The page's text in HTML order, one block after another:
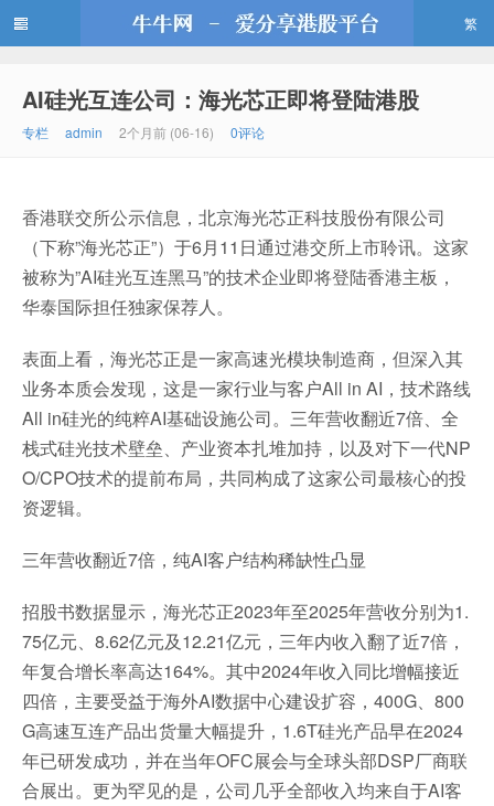
牛牛网
繁
AI硅光互连公司：海光芯正即将登陆港股
专栏 admin 2个月前 (06-16) 0评论
香港联交所公示信息，北京海光芯正科技股份有限公司
（下称”海光芯正”）于6月11日通过港交所上市聆讯。这家
被称为”AI硅光互连黑马”的技术企业即将登陆香港主板，
华泰国际担任独家保荐人。
表面上看，海光芯正是一家高速光模块制造商，但深入其
业务本质会发现，这是一家行业与客户All in AI，技术路线
All in硅光的纯粹AI基础设施公司。三年营收翻近7倍、全
栈式硅光技术壁垒、产业资本扎堆加持，以及对下一代NP
O/CPO技术的提前布局，共同构成了这家公司最核心的投
资逻辑。
三年营收翻近7倍，纯AI客户结构稀缺性凸显
招股书数据显示，海光芯正2023年至2025年营收分别为1.
75亿元、8.62亿元及12.21亿元，三年内收入翻了近7倍，
年复合增长率高达164%。其中2024年收入同比增幅接近
四倍，主要受益于海外AI数据中心建设扩容，400G、800
G高速互连产品出货量大幅提升，1.6T硅光产品早在2024
年已研发成功，并在当年OFC展会与全球头部DSP厂商联
合展出。更为罕见的是，公司几乎全部收入均来自于AI客